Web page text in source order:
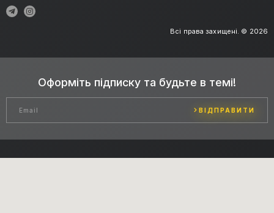
Всі права захищені. © 2026
Оформіть підписку та будьте в темі!
ВІДПРАВИТИ